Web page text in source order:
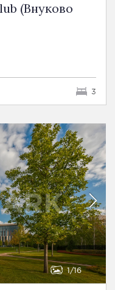
(Внуково
3
1 16